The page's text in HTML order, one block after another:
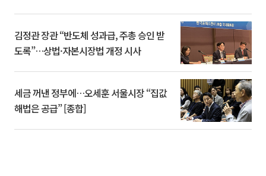
김정관 장관 “반도체 성과급, 주총 승인 받
도록”…상법·자본시장법 개정 시사
세금 꺼낸 정부에…오세훈 서울시장 “집값
해법은 공급” [종합]